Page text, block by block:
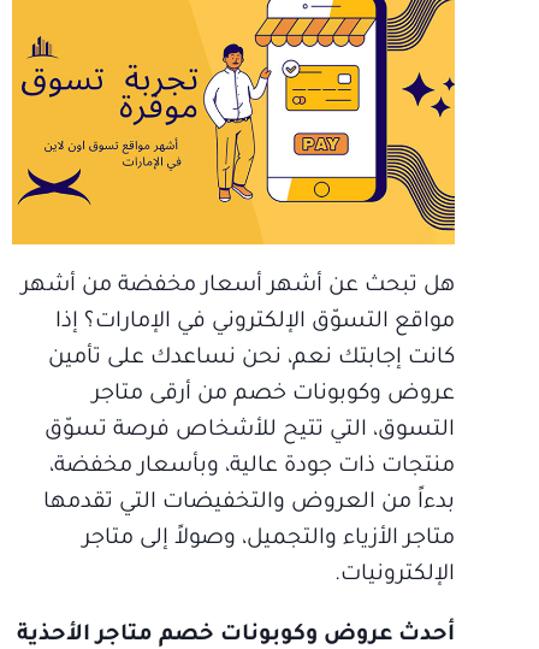
هل تبحث عن أشهر أسعار مخفضة من أشهر
مواقع التسوّق الإلكتروني في الإمارات؟ إذا
كانت إجابتك نعم، نحن نساعدك على تأمين
عروض وكوبونات خصم من أرقى متاجر
التسوق، التي تتيح للأشخاص فرصة تسوّق
منتجات ذات جودة عالية، وبأسعار مخفضة،
بدءاً من العروض والتخفيضات التي تقدمها
متاجر الأزياء والتجميل، وصولاً إلى متاجر
الإلكترونيات.
أحدث عروض وكوبونات خصم متاجر الأحذية